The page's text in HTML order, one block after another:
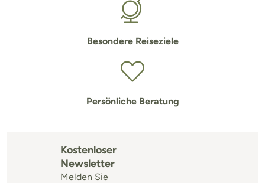
Besondere Reiseziele
Persönliche Beratung
Kostenloser
Newsletter
Melden Sie